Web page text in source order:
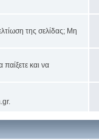
της σελίδας; Μη
και να